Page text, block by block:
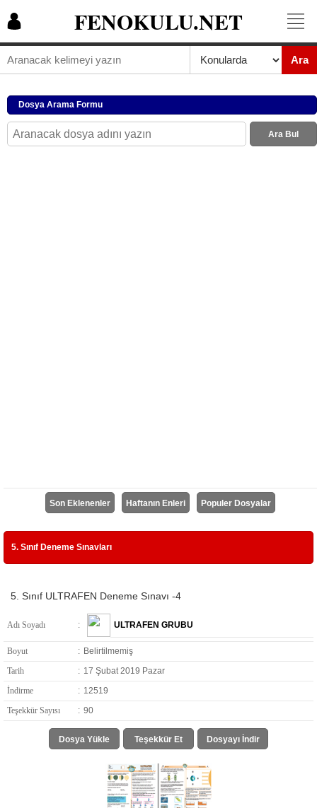
FENOKULU.NET
Ara
Dosya Arama Formu
Ara Bul
Son Eklenenler Haftanın Enleri Populer Dosyalar
5. Sınıf Deneme Sınavları
5. Sınıf ULTRAFEN Deneme Sınavı -4
Adı Soyadı : ULTRAFEN GRUBU
Boyut : Belirtilmemiş
Tarih
: 17 Şubat 2019 Pazar
İndirme
: 12519
Teşekkür Sayısı
: 90
Dosya Yükle Teşekkür Et Dosyayı İndir